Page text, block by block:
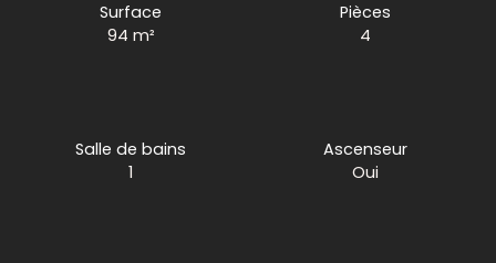
Surface
94 m²
Pièces
4
Salle de bains
1
Ascenseur
Oui